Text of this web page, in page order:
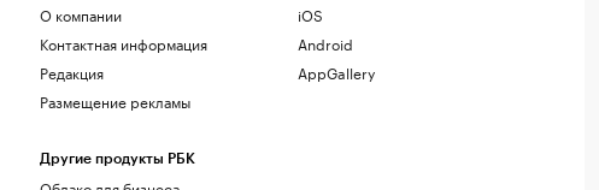
О компании
Контактная информация
Редакция
Размещение рекламы
Другие продукты РБК
iOS
Android
AppGallery